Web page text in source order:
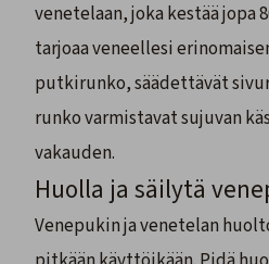
venetelaan, joka kestää jopa
tarjoaa veneellesi
putkirunko, säädettävät
runko varmistavat sujuvan
vakauden.
Huolla ja säilytä
Venepukin ja venetelan